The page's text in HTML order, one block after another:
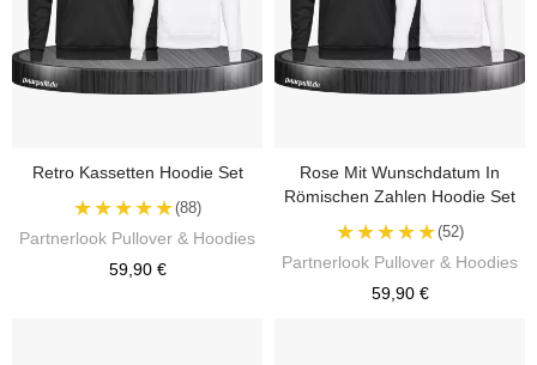
Retro Kassetten Hoodie Set
★★★★★(88)
Partnerlook Pullover & Hoodies
59,90 €
Rose Mit Wunschdatum In
Römischen Zahlen Hoodie Set
★★★★★(52)
Partnerlook Pullover & Hoodies
59,90 €